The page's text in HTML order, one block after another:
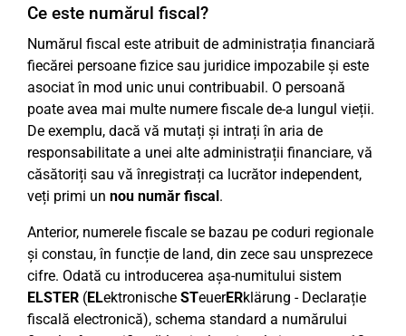
Ce este numărul fiscal?
Numărul fiscal este atribuit de administrația financiară
fiecărei persoane fizice sau juridice impozabile și este
asociat în mod unic unui contribuabil. O persoană
poate avea mai multe numere fiscale de-a lungul vieții.
De exemplu, dacă vă mutați și intrați în aria de
responsabilitate a unei alte administrații financiare, vă
căsătoriți sau vă înregistrați ca lucrător independent,
veți primi un nou număr fiscal.
Anterior, numerele fiscale se bazau pe coduri regionale
și constau, în funcție de land, din zece sau unsprezece
cifre. Odată cu introducerea așa-numitului sistem
ELSTER (ELektronische STeuerERklärung - Declarație
fiscală electronică), schema standard a numărului